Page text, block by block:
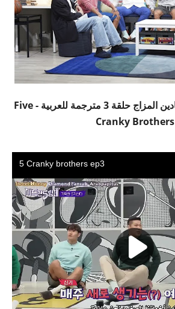
برنامج خمس أخوة حادين المزاج حلقة 3 مترجمة للعربية - Five
Cranky Brothers